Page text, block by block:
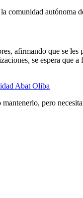
comunidad
afirmando que se
se espera
Abat Oliba
pero